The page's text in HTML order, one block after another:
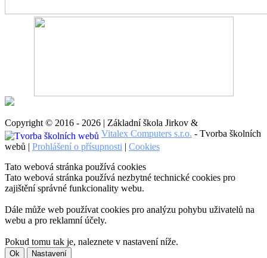
Copyright © 2016 - 2026 | Základní škola Jirkov &
Vitalex Computers s.r.o. - Tvorba školních
webů | Prohlášení o přísupnosti | Cookies
Tato webová stránka používá cookies
Tato webová stránka používá nezbytné technické cookies pro
zajištění správné funkcionality webu.
Dále může web používat cookies pro analýzu pohybu uživatelů na
webu a pro reklamní účely.
Pokud tomu tak je, naleznete v nastavení níže.
Ok Nastavení